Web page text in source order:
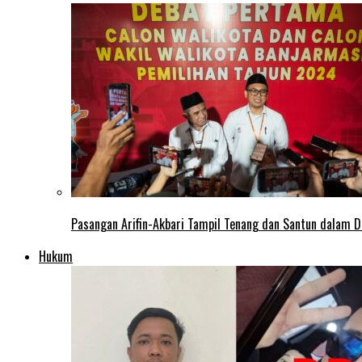
Pasangan Arifin-Akbari Tampil Tenang dan Santun dalam
Hukum